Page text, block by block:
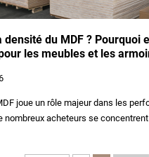
densité du MDF ? Pourquoi
les meubles et les
joue un rôle majeur dans les
nombreux acheteurs se concentrent